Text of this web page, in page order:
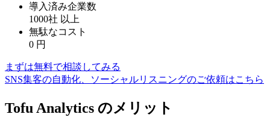
導入済み企業数
1000社 以上
無駄なコスト
0 円
まずは無料で相談してみる
SNS集客の自動化、ソーシャルリスニングのご依頼はこちら
Tofu Analytics のメリット